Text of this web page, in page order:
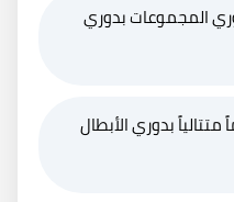
المجموعات بدوري
في 17 موسماً متتالياً بدوري الأبطال